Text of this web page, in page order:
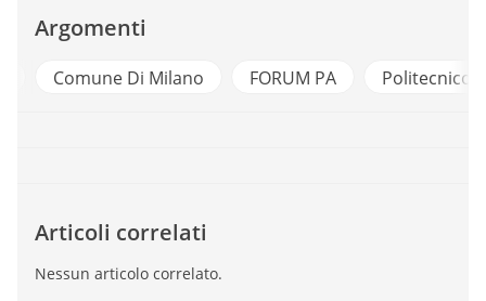
Argomenti
Comune Di Milano FORUM PA Politecnico
Articoli correlati
Nessun articolo correlato.